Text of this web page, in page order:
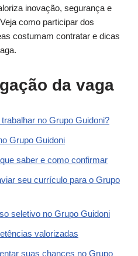
inovação, segurança e
como participar dos
costumam contratar e dicas
da vaga
no Grupo Guidoni?
Grupo Guidoni
saber e como confirmar
seu currículo para o Grupo
seletivo no Grupo Guidoni
valorizadas
suas chances no Grupo